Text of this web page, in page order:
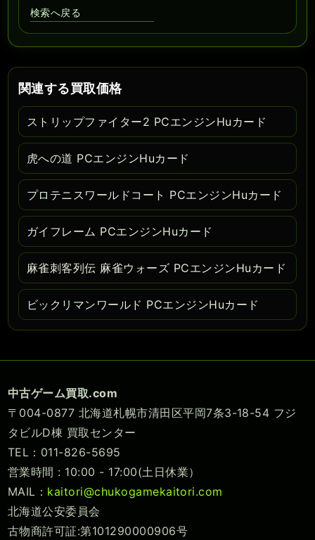
検索へ戻る
関連する買取価格
ストリップファイター2 PCエンジンHuカード
虎への道 PCエンジンHuカード
プロテニスワールドコート PCエンジンHuカード
ガイフレーム PCエンジンHuカード
麻雀刺客列伝 麻雀ウォーズ PCエンジンHuカード
ビックリマンワールド PCエンジンHuカード
中古ゲーム買取.com
〒004-0877 北海道札幌市清田区平岡7条3-18-54 フジ
タビルD棟 買取センター
TEL：011-826-5695
営業時間 : 10:00 - 17:00(土日休業）
MAIL： kaitori@chukogamekaitori.com
北海道公安委員会
古物商許可証:第101290000906号